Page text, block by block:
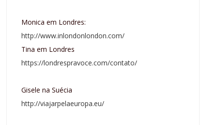
Monica em Londres:
http://www.inlondonlondon.com/
Tina em Londres
https://londrespravoce.com/contato/
Gisele na Suécia
http://viajarpelaeuropa.eu/